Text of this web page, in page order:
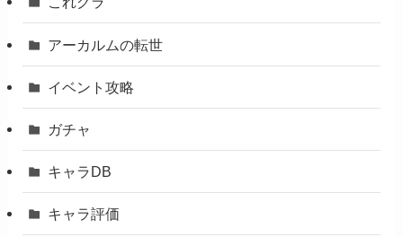
アーカルムの転世
イベント攻略
ガチャ
キャラDB
キャラ評価